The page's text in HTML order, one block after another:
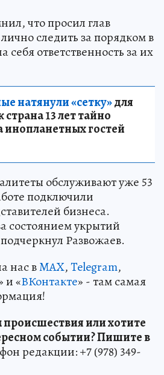
что просил глав
следить за порядком в
себя ответственность за их
натянули «сетку»для
13 лет тайно
инопланетных гостей
обслуживают уже 53
подключили
бизнеса.
состоянием укрытий
Развожаев.
нас вMAX,Telegram,
и «ВКонтакте» - там самая
происшествия или хотите
событии? Пишите в
редакции: +7 (978) 349-